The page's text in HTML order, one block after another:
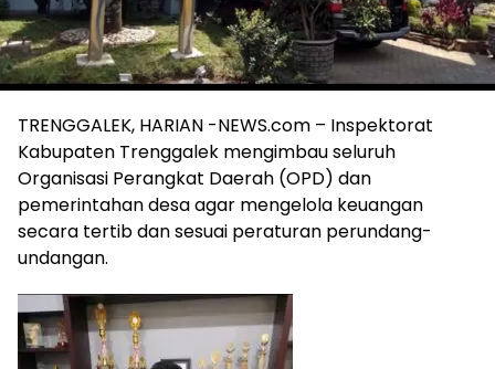
TRENGGALEK, HARIAN -NEWS.com – Inspektorat
Kabupaten Trenggalek mengimbau seluruh
Organisasi Perangkat Daerah (OPD) dan
pemerintahan desa agar mengelola keuangan
secara tertib dan sesuai peraturan perundang-
undangan.